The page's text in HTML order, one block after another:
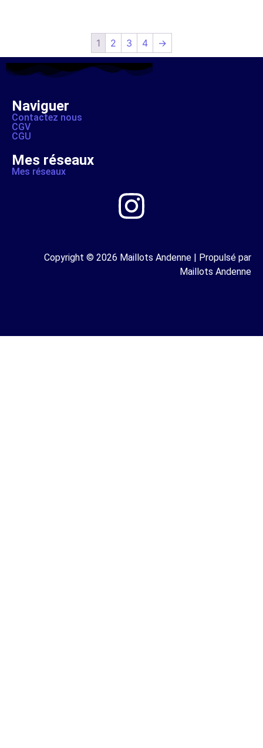
1 2 3 4 →
Naviguer
Contactez nous
CGV
CGU
Mes réseaux
Mes réseaux
Copyright © 2026 Maillots Andenne | Propulsé par
Maillots Andenne